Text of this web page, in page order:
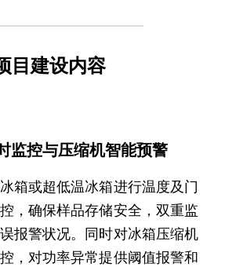
目建设内容
监控与压缩机智能预警
箱或超低温冰箱进行温度及门
，确保样品存储安全，双重监
报警状况。同时对冰箱压缩机
，对功率异常提供阈值报警和